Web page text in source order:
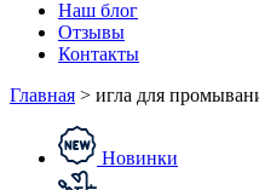
Наш блог
Отзывы
Контакты
Главная > игла для
Новинки